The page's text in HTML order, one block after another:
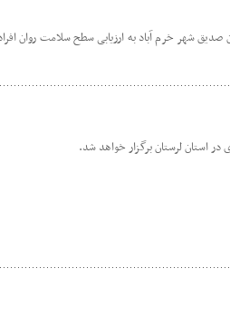
شهر خرم آباد به ارزیابی سطح سلامت روان
استان لرستان برگزار خواهد شد.